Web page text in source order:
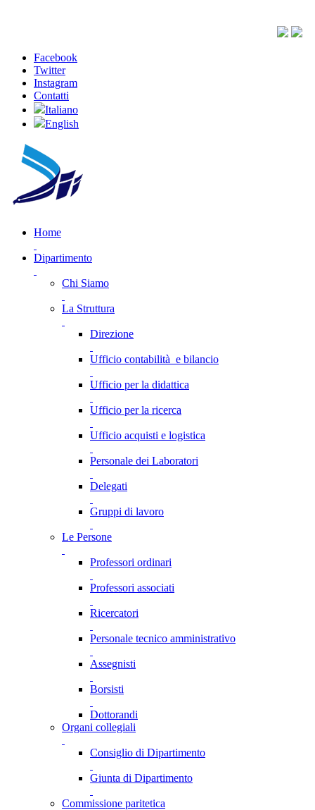
Facebook
Twitter
Instagram
Contatti
Italiano
English
Home
Dipartimento
Chi Siamo
La Struttura
Direzione
Ufficio contabilità e bilancio
Ufficio per la didattica
Ufficio per la ricerca
Ufficio acquisti e logistica
Personale dei Laboratori
Delegati
Gruppi di lavoro
Le Persone
Professori ordinari
Professori associati
Ricercatori
Personale tecnico amministrativo
Assegnisti
Borsisti
Dottorandi
Organi collegiali
Consiglio di Dipartimento
Giunta di Dipartimento
Commissione paritetica